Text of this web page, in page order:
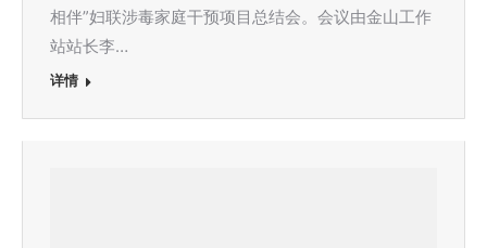
相伴”妇联涉毒家庭干预项目总结会。会议由金山工作
站站长李…
详情